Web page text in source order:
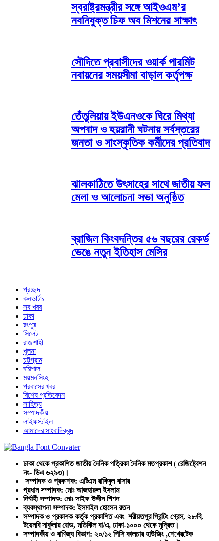
স্বরাষ্ট্রমন্ত্রীর সঙ্গে আইওএম’র
নবনিযুক্ত চিফ অব মিশনের সাক্ষাৎ
সৌদিতে প্রবাসীদের ওয়ার্ক পারমিট
নবায়নের সময়সীমা বাড়াল কর্তৃপক্ষ
তেঁতুলিয়ায় ইউএনওকে ঘিরে মিথ্যা
অপবাদ ও হয়রানী ঘটনায় সর্বস্তরের
জনতা ও সাংস্কৃতিক কর্মীদের প্রতিবাদ
ঝালকাঠিতে উৎসাহের সাথে জাতীয় ফল
মেলা ও আলোচনা সভা অনুষ্ঠিত
ব্রাজিল কিংবদন্তির ৫৬ বছরের রেকর্ড
ভেঙে নতুন ইতিহাস মেসির
প্রচ্ছদ
কনভার্টার
সব খবর
ঢাকা
রংপুর
সিলেট
রাজশাহী
খুলনা
চট্টগ্রাম
বরিশাল
ময়মনসিংহ
প্রবাসের খবর
বিশেষ প্রতিবেদন
সাহিত্য
সম্পাদকীয়
লাইফস্টাইল
আমাদের সাংবাদিকবৃন্দ
ঢাকা থেকে প্রকাশিত জাতীয় দৈনিক পত্রিকা দৈনিক মতপ্রকাশ ( রেজিষ্ট্রেশন
নং- ডিএ ৬২৯৩)।
সম্পাদক ও প্রকাশক: এটিএম রাকিবুল বাসার
প্রধান সম্পাদক: মোঃ আজহারুল ইসলাম
নির্বাহী সম্পাদক: মোঃ সাইফ উদ্দীন শিপন
ব্যবস্থাপনা সম্পাদক: ইসমাইল হোসেন রতন
সম্পাদক ও প্রকাশক কর্তৃক প্রকাশিত এবং শরীয়তপুর প্রিন্টিং প্রেস, ২৮/বি,
টয়েনবি সার্কুলার রোড, মতিঝিল বা/এ, ঢাকা-১০০০ থেকে মুদ্রিত।
সম্পাদকীয় ও বাণিজ্য বিভাগ: ২০/১২ পিসি কালচার হাউজিং ,শেখেরটেক